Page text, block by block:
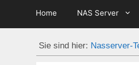
Home NAS Server
Sie sind hier: Nasserver-